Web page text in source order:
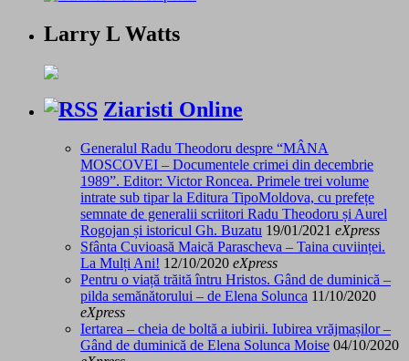
Larry L Watts
Ziaristi Online
Generalul Radu Theodoru despre “MÂNA
MOSCOVEI – Documentele crimei din decembrie
1989”. Editor: Victor Roncea. Primele trei volume
intrate sub tipar la Editura TipoMoldova, cu prefețe
semnate de generalii scriitori Radu Theodoru și Aurel
Rogojan și istoricul Gh. Buzatu 19/01/2021 eXpress
Sfânta Cuvioasă Maică Parascheva – Taina cuviinței.
La Mulți Ani! 12/10/2020 eXpress
Pentru o viață trăită întru Hristos. Gând de duminică –
pilda semănătorului – de Elena Solunca 11/10/2020
eXpress
Iertarea – cheia de boltă a iubirii. Iubirea vrăjmașilor –
Gând de duminică de Elena Solunca Moise 04/10/2020